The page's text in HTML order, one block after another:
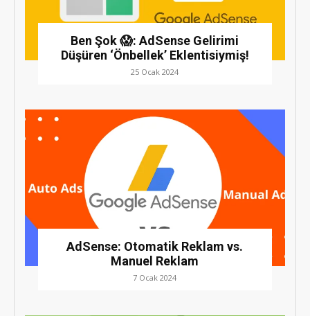
Ben Şok 😱: AdSense Gelirimi
Düşüren ‘Önbellek’ Eklentisiymiş!
25 Ocak 2024
AdSense: Otomatik Reklam vs.
Manuel Reklam
7 Ocak 2024